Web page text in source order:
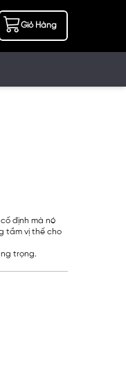
Giỏ Hàng
định mà nó
tầm vị thế cho
trọng.